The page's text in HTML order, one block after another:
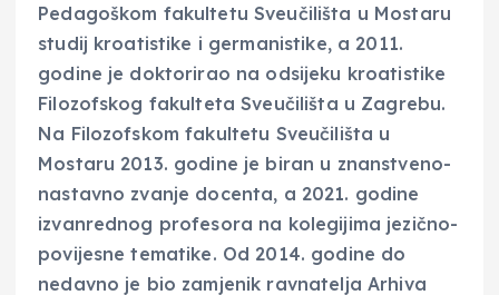
Pedagoškom fakultetu Sveučilišta u Mostaru
studij kroatistike i germanistike, a 2011.
godine je doktorirao na odsijeku kroatistike
Filozofskog fakulteta Sveučilišta u Zagrebu.
Na Filozofskom fakultetu Sveučilišta u
Mostaru 2013. godine je biran u znanstveno-
nastavno zvanje docenta, a 2021. godine
izvanrednog profesora na kolegijima jezično-
povijesne tematike. Od 2014. godine do
nedavno je bio zamjenik ravnatelja Arhiva